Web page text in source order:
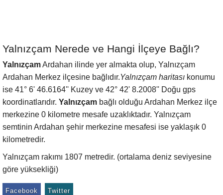
Yalnızçam Nerede ve Hangi İlçeye Bağlı?
YalnızçamArdahan ilinde yer almakta olup, Yalnızçam
Ardahan Merkez ilçesine bağlıdır.Yalnızçam haritası konumu
ise 41° 6' 46.6164'' Kuzey ve 42° 42' 8.2008'' Doğu gps
koordinatlarıdır. Yalnızçam bağlı olduğu Ardahan Merkez ilçe
merkezine 0 kilometre mesafe uzaklıktadır. Yalnızçam
semtinin Ardahan şehir merkezine mesafesi ise yaklaşık 0
kilometredir.
Yalnızçam rakımı 1807 metredir. (ortalama deniz seviyesine
göre yüksekliği)
Facebook Twitter